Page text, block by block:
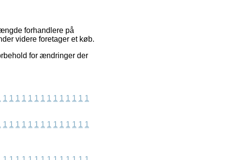
forhandlere på
videre foretager et køb.
for ændringer der
1 1 1 1 1 1 1 1 1 1 1 1 1 1
1 1 1 1 1 1 1 1 1 1 1 1 1 1